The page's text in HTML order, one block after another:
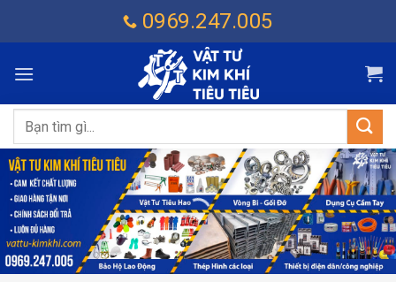
dung
0969.247.005
Tìm
kiếm: